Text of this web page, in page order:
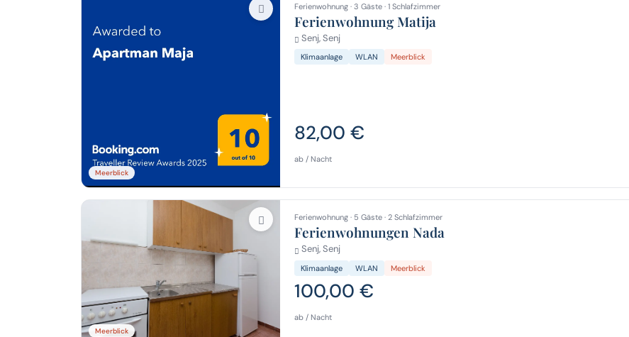
Meerblick
Ferienwohnung · 3 Gäste · 1 Schlafzimmer
Ferienwohnung Matija
Senj, Senj
Klimaanlage WLAN Meerblick
82,00 €
ab / Nacht
Meerblick
Ferienwohnung · 5 Gäste · 2 Schlafzimmer
Ferienwohnungen Nada
Senj, Senj
Klimaanlage WLAN Meerblick
100,00 €
ab / Nacht